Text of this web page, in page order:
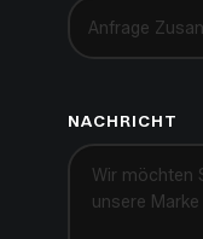
NACHRICHT